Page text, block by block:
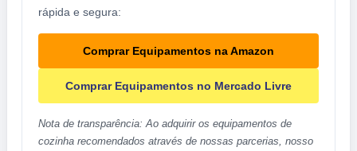
rápida e segura:
Comprar Equipamentos na Amazon
Comprar Equipamentos no Mercado Livre
Nota de transparência: Ao adquirir os equipamentos de
cozinha recomendados através de nossas parcerias, nosso